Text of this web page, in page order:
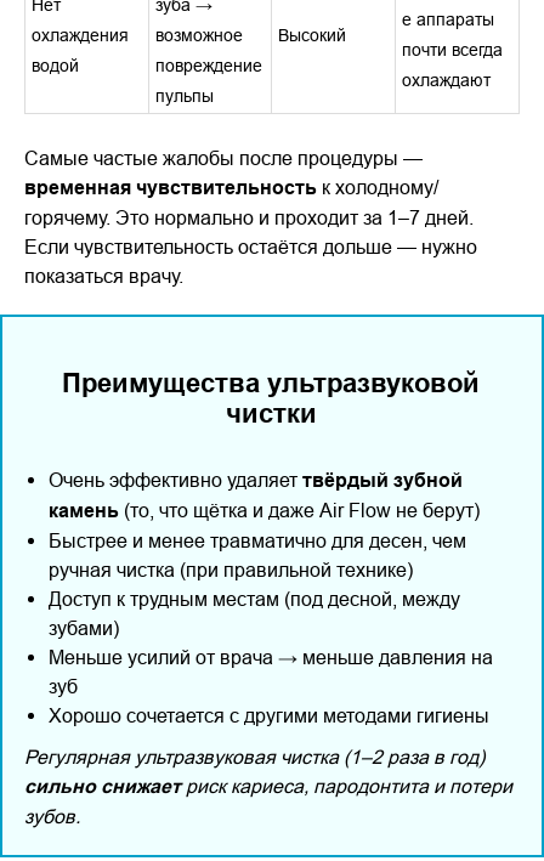
Нет
охлаждения
водой
зуба →
возможное
повреждение
пульпы
Высокий
е аппараты
почти всегда
охлаждают
Самые частые жалобы после процедуры —
временная чувствительность к холодному/
горячему. Это нормально и проходит за 1–7 дней.
Если чувствительность остаётся дольше — нужно
показаться врачу.
Преимущества ультразвуковой
чистки
Очень эффективно удаляет твёрдый зубной
камень (то, что щётка и даже Air Flow не берут)
Быстрее и менее травматично для десен, чем
ручная чистка (при правильной технике)
Доступ к трудным местам (под десной, между
зубами)
Меньше усилий от врача → меньше давления на
зуб
Хорошо сочетается с другими методами гигиены
Регулярная ультразвуковая чистка (1–2 раза в год)
сильно снижаетриск кариеса, пародонтита и потери
зубов.